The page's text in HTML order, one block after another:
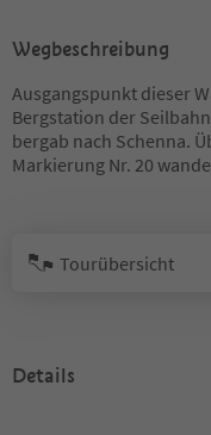
Wegbeschreibung
Ausgangspunkt dieser
Bergstation der
bergab nach Schenna.
Markierung Nr. 20
Tourübersicht
Details